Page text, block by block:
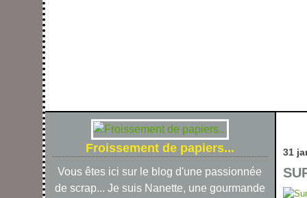
Froissement de papiers...
Vous êtes ici sur le blog d'une passionnée
de scrap... Je suis Nanette, une gourmande
31